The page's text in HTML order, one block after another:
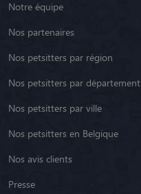
Notre équipe
Nos partenaires
Nos petsitters par région
Nos petsitters par département
Nos petsitters par ville
Nos petsitters en Belgique
Nos avis clients
Presse